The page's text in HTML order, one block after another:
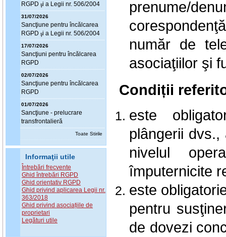
RGPD şi a Legii nr. 506/2004
31/07/2026
Sancţiune pentru încălcarea
RGPD şi a Legii nr. 506/2004
17/07/2026
Sancţiuni pentru încălcarea
RGPD
02/07/2026
Sancţiune pentru încălcarea
RGPD
01/07/2026
Sancţiune - prelucrare
transfrontalieră
Toate Stirile
Informaţii utile
Întrebări frecvente
Ghid întrebări RGPD
Ghid orientativ RGPD
Ghid privind aplicarea Legii nr.
363/2018
Ghid privind asociațiile de
proprietari
Legături utile
prenume/
număr de
asociaţiilor şi
Condiții
este
plângerii
nivelul
împuternicite
este
pentru
de dovezi